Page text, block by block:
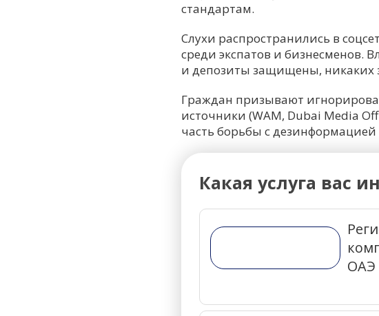
стандартам.
Слухи распространились в
среди экспатов и бизнесменов.
и депозиты защищены, никаких
Граждан призывают
источники (WAM, Dubai Media
часть борьбы с дезинформацией
Какая услуга вас
ОАЭ